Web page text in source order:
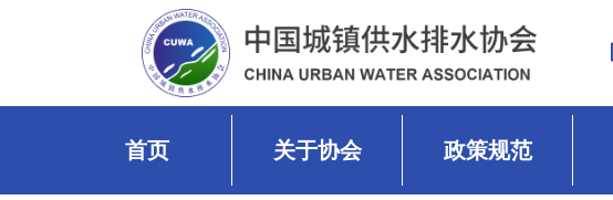
首页 关于协会 政策规范